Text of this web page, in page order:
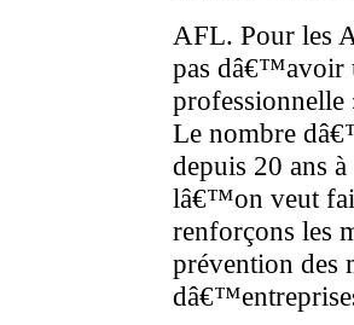
AFL. Pour les
pas dâ€™avoir
professionnelle
Le nombre
depuis 20 ans
lâ€™on veut
renforçons les
prévention des